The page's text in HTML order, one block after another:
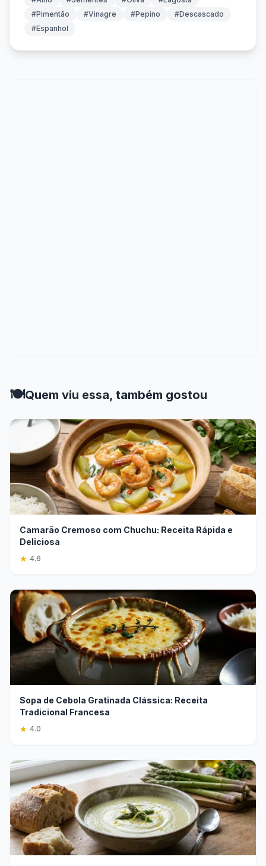
#Pimentão
#Vinagre #Pepino
#Descascado
#Espanhol
🍽️Quem viu essa, também gostou
Camarão Cremoso com Chuchu: Receita Rápida e
Deliciosa
★ 4.6
Sopa de Cebola Gratinada Clássica: Receita
Tradicional Francesa
★ 4.0